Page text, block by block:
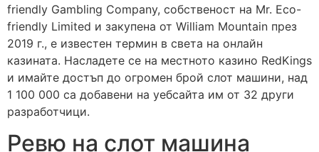
friendly Gambling Company, собственост на Mr. Eco-
friendly Limited и закупена от William Mountain през
2019 г., е известен термин в света на онлайн
казината. Насладете се на местното казино RedKings
и имайте достъп до огромен брой слот машини, над
1 100 000 са добавени на уебсайта им от 32 други
разработчици.
Ревю на слот машина